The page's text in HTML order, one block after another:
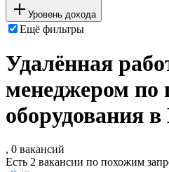
Уровень дохода
Ещё фильтры
Удалённая
менеджером по
оборудования в
, 0 вакансий
Есть 2 вакансии по похожим